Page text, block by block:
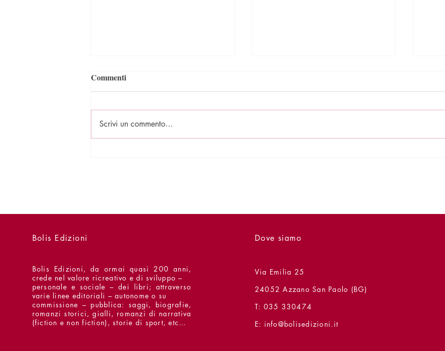
Commenti
Scrivi un commento...
Bolis Edizioni
Bolis Edizioni, da ormai quasi 200 anni,
crede nel valore ricreativo e di sviluppo –
personale e sociale – dei libri; attraverso
varie linee editoriali – autonome o su
commissione – pubblica: saggi, biografie,
romanzi storici, gialli, romanzi di narrativa
(fiction e non fiction), storie di sport, etc…
Dove siamo
Via Emilia 25
24052 Azzano San Paolo (BG)
T: 035 330474
E: info@bolisedizioni.it